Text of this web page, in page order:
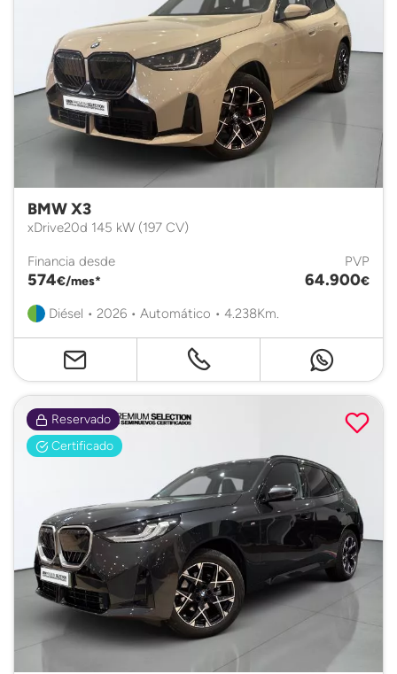
BMW X3
xDrive20d 145 kW (197 CV)
Financia desde
574€/mes*
PVP
64.900€
Diésel • 2026 • Automático • 4.238Km.
Reservado
Certificado